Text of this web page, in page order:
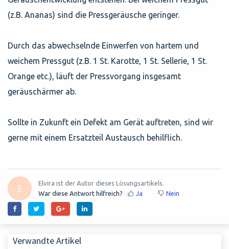
(z.B. Ananas) sind die Pressgeräusche geringer.
Durch das abwechselnde Einwerfen von hartem und
weichem Pressgut (z.B. 1 St. Karotte, 1 St. Sellerie, 1 St.
Orange etc.), läuft der Pressvorgang insgesamt
geräuschärmer ab.
Sollte in Zukunft ein Defekt am Gerät auftreten, sind wir
gerne mit einem Ersatzteil Austausch behilflich.
E
Elvira ist der Autor dieses Lösungsartikels.
War diese Antwort hilfreich?
Ja Nein
Verwandte Artikel